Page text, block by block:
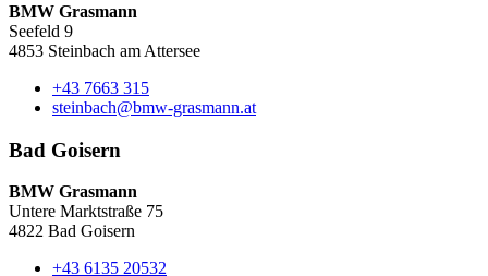
BMW Grasmann
Seefeld 9
4853 Steinbach am Attersee
+43 7663 315
steinbach@bmw-grasmann.at
Bad Goisern
BMW Grasmann
Untere Marktstraße 75
4822 Bad Goisern
+43 6135 20532